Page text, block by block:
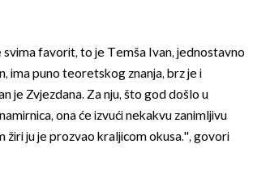
favorit, to je Temša Ivan, jednostavno
ima puno teoretskog znanja, brz je i
je Zvjezdana. Za nju, što god došlo u
ona će izvući nekakvu zanimljivu
žiri ju je prozvao kraljicom okusa.'', govori